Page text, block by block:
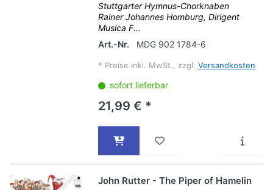
Stuttgarter Hymnus-Chorknaben
Rainer Johannes Homburg, Dirigent
Musica F...
Art.-Nr.
MDG 902 1784-6
* Preise inkl. MwSt., zzgl. Versandkosten
sofort lieferbar
21,99 € *
John Rutter - The Piper of Hamelin